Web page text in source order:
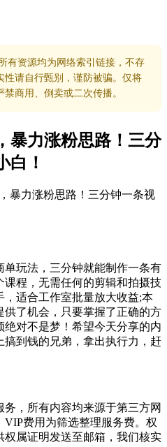
有资源均为网络索引链接，不存
性请自行甄别，谨防被骗。仅将
商用、倒卖或二次传播。
暴力涨粉思路！三分
白！
玩法，三分钟就能制作一条有
程，无需任何的剪辑和拍摄技
适合工作室批量放大收益;本
了机会，只要掌握了正确的方
对不是梦！希望今天分享的内
到钱的兄弟，拿出执行力，赶
，所有内容均来源于第三方网
费用为筛选整理服务费。权
属证明发送至邮箱，我们核实